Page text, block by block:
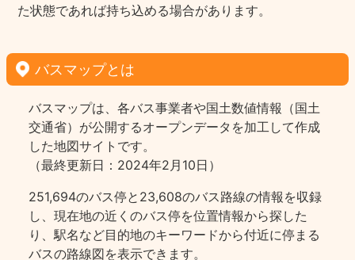
た状態であれば持ち込める場合があります。
バスマップとは
バスマップは、各バス事業者や国土数値情報（国土
交通省）が公開するオープンデータを加工して作成
した地図サイトです。
（最終更新日：2024年2月10日）
251,694のバス停と23,608のバス路線の情報を収録
し、現在地の近くのバス停を位置情報から探した
り、駅名など目的地のキーワードから付近に停まる
バスの路線図を表示できます。